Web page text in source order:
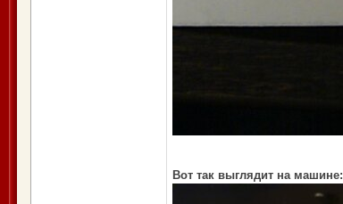
Вот так выглядит на машине: